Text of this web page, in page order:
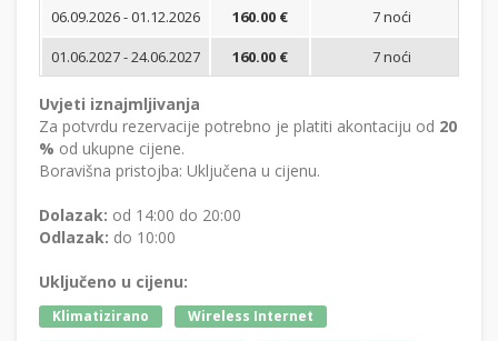
06.09.2026 - 01.12.2026
160.00 € 7 noći
01.06.2027 - 24.06.2027
160.00 € 7 noći
Uvjeti iznajmljivanja
Za potvrdu rezervacije potrebno je platiti akontaciju od 20
% od ukupne cijene.
Boravišna pristojba: Uključena u cijenu.
Dolazak: od 14:00 do 20:00
Odlazak: do 10:00
Uključeno u cijenu:
Klimatizirano
Wireless Internet